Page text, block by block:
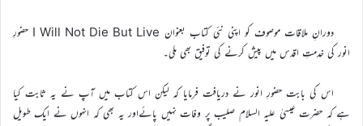
دورانِ ملاقات موصوف کو اپنی نئی کتاب بعنوان I Will Not Die But Live حضورِ
انور کی خدمتِ اقدس میں پیش کرنے کی توفیق بھی ملی۔
اس کی بابت حضورِ انور نے دریافت فرمایا کہ لیکن اس کتاب میں آپ نے یہ ثابت کیا
ہے کہ حضرت عیسیٰ علیہ السلام صلیب پر وفات نہیں پائےاور یہ بھی کہ انہوں نے ایک طویل